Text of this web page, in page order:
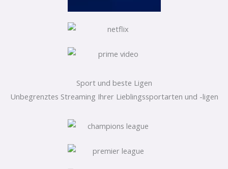
Sport und beste Ligen
Unbegrenztes Streaming Ihrer Lieblingssportarten und -ligen